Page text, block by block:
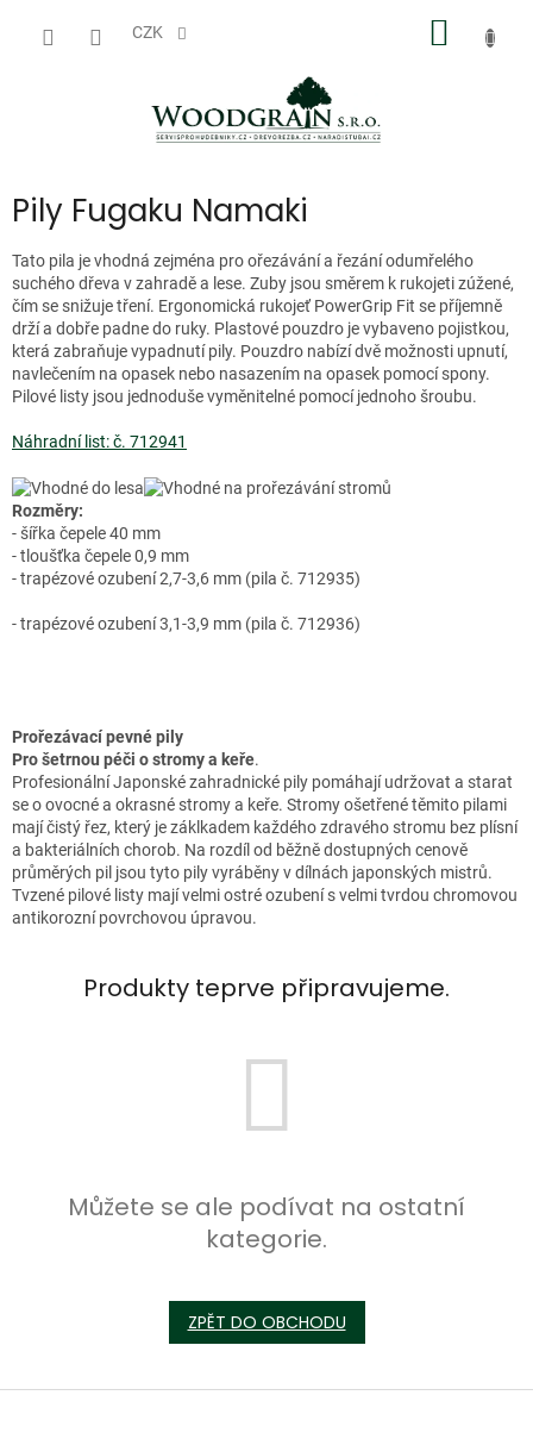
CZK
Pily Fugaku Namaki
Tato pila je vhodná zejména pro ořezávání a řezání odumřelého
suchého dřeva v zahradě a lese. Zuby jsou směrem k rukojeti zúžené,
čím se snižuje tření. Ergonomická rukojeť PowerGrip Fit se příjemně
drží a dobře padne do ruky. Plastové pouzdro je vybaveno pojistkou,
která zabraňuje vypadnutí pily. Pouzdro nabízí dvě možnosti upnutí,
navlečením na opasek nebo nasazením na opasek pomocí spony.
Pilové listy jsou jednoduše vyměnitelné pomocí jednoho šroubu.
Náhradní list: č. 712941
Rozměry:
- šířka čepele 40 mm
- tloušťka čepele 0,9 mm
- trapézové ozubení 2,7-3,6 mm (pila č. 712935)
- trapézové ozubení 3,1-3,9 mm (pila č. 712936)
Prořezávací pevné pily
Pro šetrnou péči o stromy a keře.
Profesionální Japonské zahradnické pily pomáhají udržovat a starat
se o ovocné a okrasné stromy a keře. Stromy ošetřené těmito pilami
mají čistý řez, který je záklkadem každého zdravého stromu bez plísní
a bakteriálních chorob. Na rozdíl od běžně dostupných cenově
průměrých pil jsou tyto pily vyráběny v dílnách japonských mistrů.
Tvzené pilové listy mají velmi ostré ozubení s velmi tvrdou chromovou
antikorozní povrchovou úpravou.
Produkty teprve připravujeme.
Můžete se ale podívat na ostatní
kategorie.
ZPĚT DO OBCHODU
Z